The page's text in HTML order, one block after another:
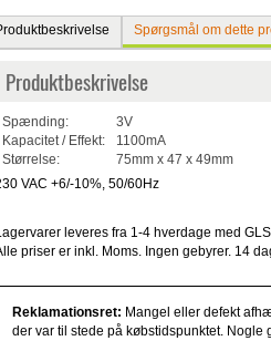
Spørgsmål om dette
Produktbeskrivelse
Spænding:
3V
Kapacitet / Effekt:
1100mA
Størrelse:
75mm x 47 x 49mm
VAC +6/-10%, 50/60Hz
leveres fra 1-4 hverdage med
priser er inkl. Moms. Ingen gebyrer. 14
Reklamationsret: Mangel eller defekt
der var til stede på købstidspunktet.